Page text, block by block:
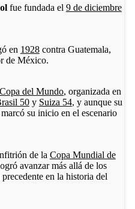
fue fundada el 9 de diciembre
en 1928contra Guatemala,
de México.
Copa del Mundo, organizada en
50y Suiza 54, y aunque su
su inicio en el escenario
de la Copa Mundial de
avanzar más allá de los
en la historia del